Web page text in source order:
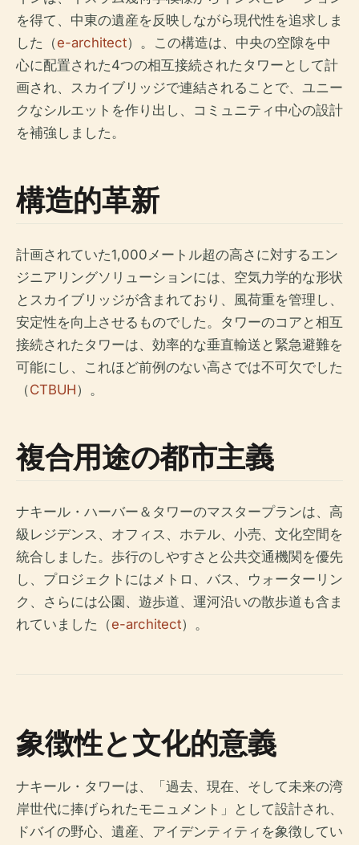
を得て、中東の遺産を反映しながら現代性を追求しま
した（e-architect）。この構造は、中央の空隙を中
心に配置された4つの相互接続されたタワーとして計
画され、スカイブリッジで連結されることで、ユニー
クなシルエットを作り出し、コミュニティ中心の設計
を補強しました。
構造的革新
計画されていた1,000メートル超の高さに対するエン
ジニアリングソリューションには、空気力学的な形状
とスカイブリッジが含まれており、風荷重を管理し、
安定性を向上させるものでした。タワーのコアと相互
接続されたタワーは、効率的な垂直輸送と緊急避難を
可能にし、これほど前例のない高さでは不可欠でした
（CTBUH）。
複合用途の都市主義
ナキール・ハーバー＆タワーのマスタープランは、高
級レジデンス、オフィス、ホテル、小売、文化空間を
統合しました。歩行のしやすさと公共交通機関を優先
し、プロジェクトにはメトロ、バス、ウォーターリン
ク、さらには公園、遊歩道、運河沿いの散歩道も含ま
れていました（e-architect）。
象徴性と文化的意義
ナキール・タワーは、「過去、現在、そして未来の湾
岸世代に捧げられたモニュメント」として設計され、
ドバイの野心、遺産、アイデンティティを象徴してい